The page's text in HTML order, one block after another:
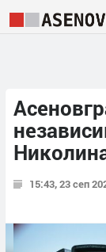
15:43, 23 сеп